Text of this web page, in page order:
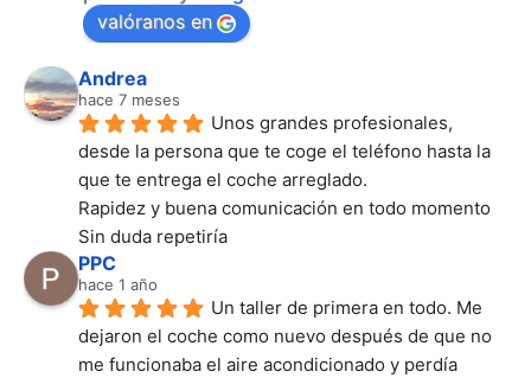
valóranos en
Andrea
hace 7 meses
Unos grandes profesionales,
desde la persona que te coge el teléfono hasta la
que te entrega el coche arreglado.
Rapidez y buena comunicación en todo momento
Sin duda repetiría
PPC
hace 1 año
Un taller de primera en todo. Me
dejaron el coche como nuevo después de que no
me funcionaba el aire acondicionado y perdía